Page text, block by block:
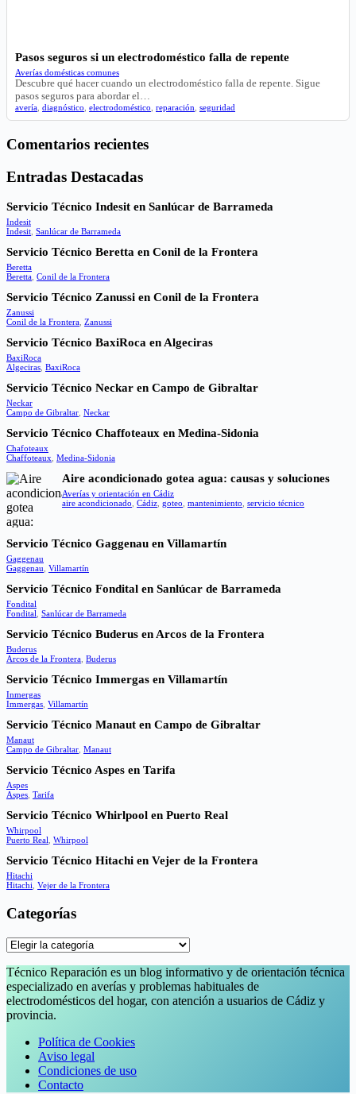
Pasos seguros si un electrodoméstico falla de repente
Averías domésticas comunes
Descubre qué hacer cuando un electrodoméstico falla de repente. Sigue
pasos seguros para abordar el…
avería diagnóstico electrodoméstico reparación seguridad
Comentarios recientes
Entradas Destacadas
Servicio Técnico Indesit en Sanlúcar de Barrameda
Indesit
Indesit Sanlúcar de Barrameda
Servicio Técnico Beretta en Conil de la Frontera
Beretta
Beretta Conil de la Frontera
Servicio Técnico Zanussi en Conil de la Frontera
Zanussi
Conil de la Frontera Zanussi
Servicio Técnico BaxiRoca en Algeciras
BaxiRoca
Algeciras BaxiRoca
Servicio Técnico Neckar en Campo de Gibraltar
Neckar
Campo de Gibraltar Neckar
Servicio Técnico Chaffoteaux en Medina-Sidonia
Chafoteaux
Chaffoteaux Medina-Sidonia
Aire acondicionado gotea agua: causas y soluciones
Averías y orientación en Cádiz
aire acondicionado Cádiz goteo mantenimiento servicio técnico
Servicio Técnico Gaggenau en Villamartín
Gaggenau
Gaggenau Villamartín
Servicio Técnico Fondital en Sanlúcar de Barrameda
Fondital
Fondital
Sanlúcar de Barrameda
Servicio Técnico Buderus en Arcos de la Frontera
Buderus
Arcos de la Frontera Buderus
Servicio Técnico Immergas en Villamartín
Inmergas
Immergas Villamartín
Servicio Técnico Manaut en Campo de Gibraltar
Manaut
Campo de Gibraltar Manaut
Servicio Técnico Aspes en Tarifa
Aspes
Aspes Tarifa
Servicio Técnico Whirlpool en Puerto Real
Whirpool
Puerto Real
Whirpool
Servicio Técnico Hitachi en Vejer de la Frontera
Hitachi
Hitachi Vejer de la Frontera
Categorías
Categorías
Técnico Reparación es un blog informativo y de orientación técnica
especializado en averías y problemas habituales de
electrodomésticos del hogar, con atención a usuarios de Cádiz y
provincia.
Política de Cookies
Aviso legal
Condiciones de uso
Contacto